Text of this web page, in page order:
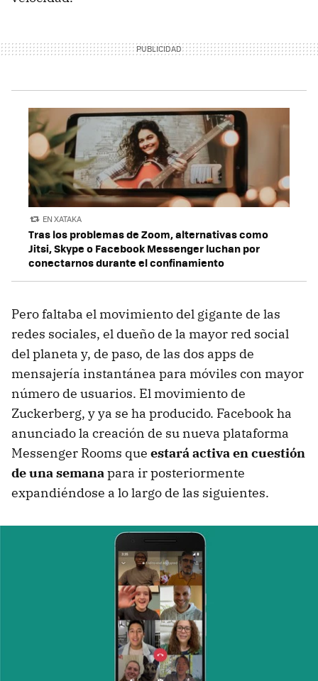
EN XATAKA
Tras los problemas de Zoom, alternativas como
Jitsi, Skype o Facebook Messenger luchan por
conectarnos durante el confinamiento
Pero faltaba el movimiento del gigante de las
redes sociales, el dueño de la mayor red social
del planeta y, de paso, de las dos apps de
mensajería instantánea para móviles con mayor
número de usuarios. El movimiento de
Zuckerberg, y ya se ha producido. Facebook ha
anunciado la creación de su nueva plataforma
Messenger Rooms que estará activa en cuestión
de una semanapara ir posteriormente
expandiéndose a lo largo de las siguientes.